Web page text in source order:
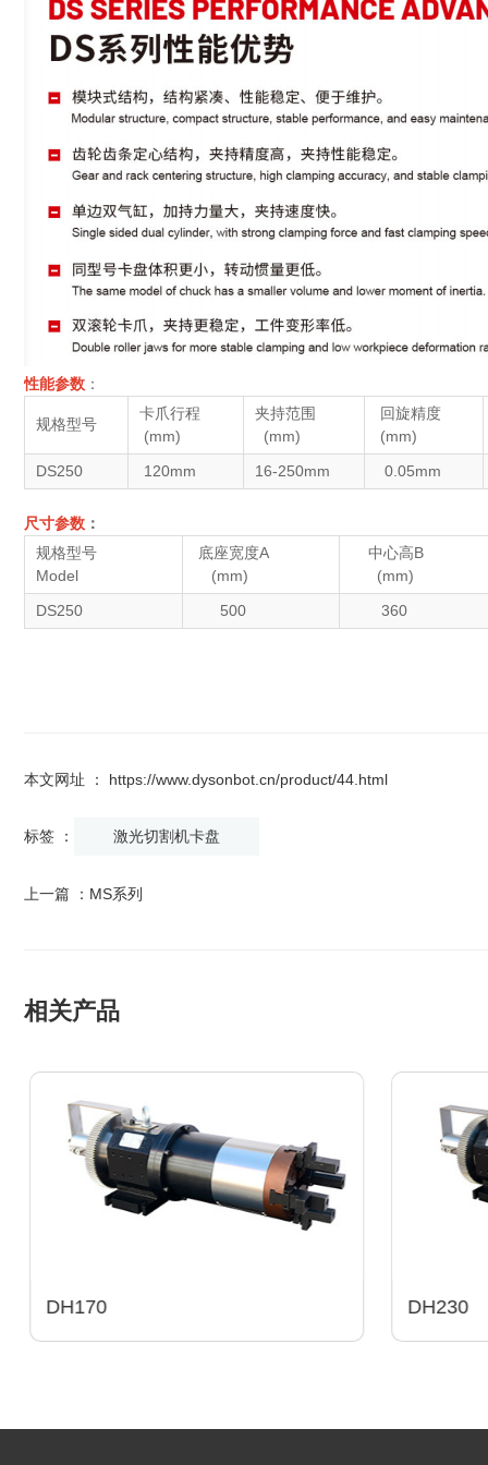
性能参数 ：
规格型号
卡爪行程
(mm)
夹持范围
(mm)
回旋精度
(mm)
DS250
120mm 16-250mm 0.05mm
尺寸参数 ：
规格型号
Model
底座宽度A
(mm)
中心高B
(mm)
DS250
500 360
本文网址 ： https://www.dysonbot.cn/product/44.html
标签 ： 激光切割机卡盘
上一篇 ： MS系列
相关产品
DH170 DH230